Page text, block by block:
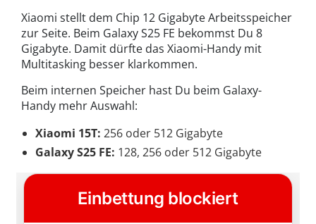
Xiaomi stellt dem Chip 12 Gigabyte Arbeitsspeicher
zur Seite. Beim Galaxy S25 FE bekommst Du 8
Gigabyte. Damit dürfte das Xiaomi-Handy mit
Multitasking besser klarkommen.
Beim internen Speicher hast Du beim Galaxy-
Handy mehr Auswahl:
Xiaomi 15T: 256 oder 512 Gigabyte
Galaxy S25 FE: 128, 256 oder 512 Gigabyte